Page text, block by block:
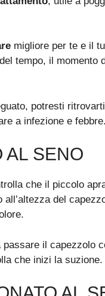
migliore per te e il
tempo, il momento
potresti
a infezione e
AL SENO
che il piccolo
del
il capezzolo
che inizi la suzione.